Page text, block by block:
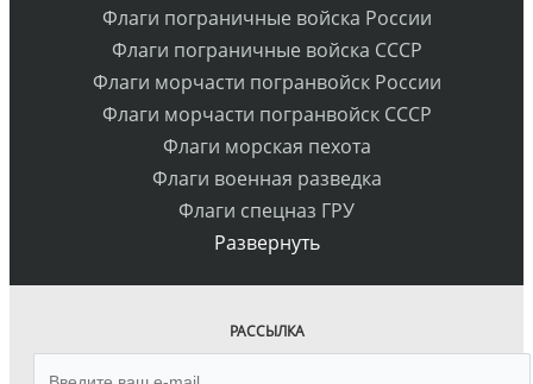
Флаги пограничные войска России
Флаги пограничные войска СССР
Флаги морчасти погранвойск России
Флаги морчасти погранвойск СССР
Флаги морская пехота
Флаги военная разведка
Флаги спецназ ГРУ
Развернуть
РАССЫЛКА